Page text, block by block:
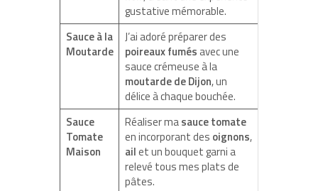
gustative mémorable.
Sauce à la
Moutarde
J’ai adoré préparer des
poireaux fumés avec une
sauce crémeuse à la
moutarde de Dijon, un
délice à chaque bouchée.
Sauce
Tomate
Maison
Réaliser masauce tomate
en incorporant des oignons,
ailet un bouquet garni a
relevé tous mes plats de
pâtes.